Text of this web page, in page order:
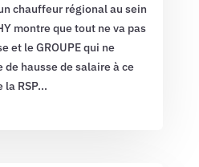
chauffeur régional au sein
montre que tout ne va pas
et le GROUPE qui ne
de hausse de salaire à ce
RSP...